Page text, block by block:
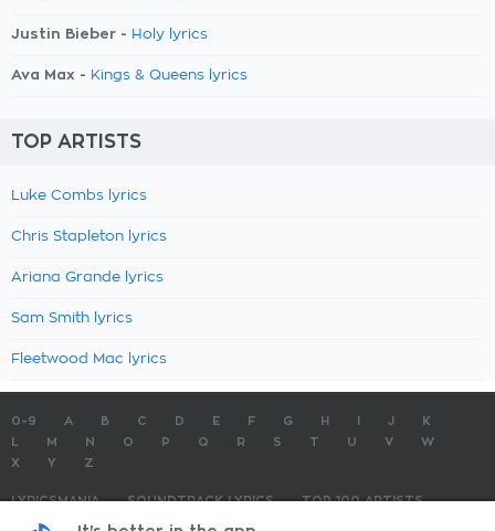
Justin Bieber - Holy lyrics
Ava Max - Kings & Queens lyrics
TOP ARTISTS
Luke Combs lyrics
Chris Stapleton lyrics
Ariana Grande lyrics
Sam Smith lyrics
Fleetwood Mac lyrics
0-9 A B C D E F G H J
K
M N O P Q R S T U V
W
X
Y Z
LYRICSMANIA SOUNDTRACK LYRICS
TOP 100 ARTISTS
TOP 100 LYRICS